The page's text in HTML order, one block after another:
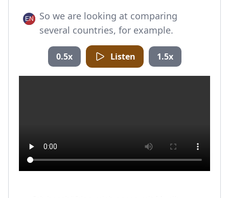
So we are looking at comparing
several countries, for example.
0.5x Listen 1.5x